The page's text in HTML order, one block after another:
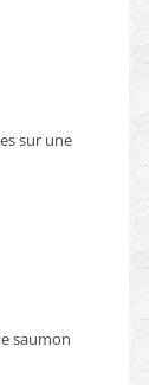
sur une
saumon